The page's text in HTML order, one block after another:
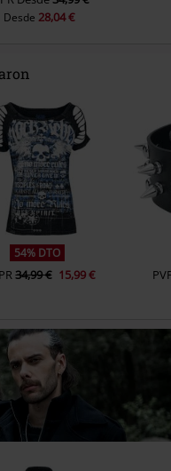
Desde 28,04 €
54% DTO
34,99 € 15,99 €